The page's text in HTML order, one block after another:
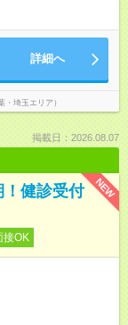
詳細へ
埼玉エリア）
掲載日：2026.08.07
NEW
！健診受付
接OK